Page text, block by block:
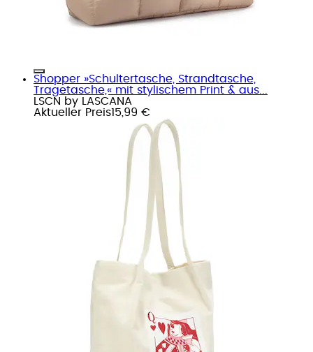
Shopper »Schultertasche, Strandtasche,
Tragetasche,« mit stylischem Print & aus...
LSCN by LASCANA
Aktueller Preis15,99 €